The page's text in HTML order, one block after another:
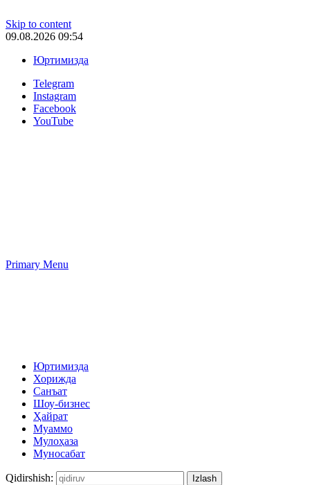
Skip to content
09.08.2026 09:54
Юртимизда
Telegram
Instagram
Facebook
YouTube
Primary Menu
Юртимизда
Хорижда
Санъат
Шоу-бизнес
Ҳайрат
Муаммо
Мулоҳаза
Муносабат
Qidirshish: